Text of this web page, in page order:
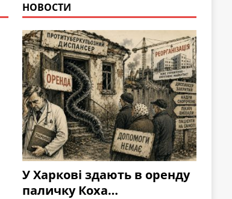
НОВОСТИ
У Харкові здають в оренду
паличку Коха…